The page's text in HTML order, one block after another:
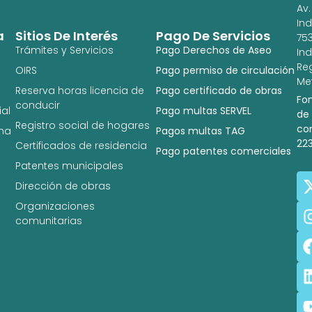
Pago De Servicios
Pago Derechos de Aseo
Pago permiso de circulación
Pago certificado de obras
Pago multas SERVEL
Pagos multas TAG
Pago patentes comerciales
Sitios De Interés
Trámites y Servicios
OIRS
Reserva horas licencia de
conducir
Registro social de hogares
Certificados de residencia
Patentes municipales
Dirección de obras
Organizaciones
comunitarias
Av.
de